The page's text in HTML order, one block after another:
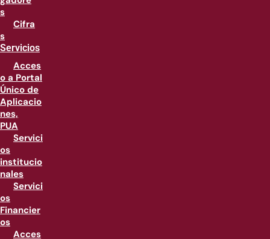
s
Cifra
s
Servicios
Acces
o a Portal
Único de
Aplicacio
nes,
PUA
Servici
os
institucio
nales
Servici
os
Financier
os
Acces